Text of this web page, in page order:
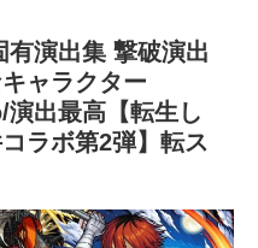
有演出集 撃破演出
ャラクター
出最高【転生し
ラボ第2弾】転ス